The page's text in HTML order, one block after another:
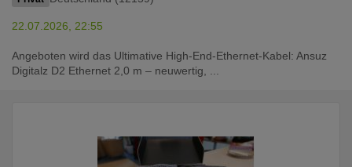
22.07.2026, 22:55
Angeboten wird das Ultimative High-End-Ethernet-Kabel: Ansuz
Digitalz D2 Ethernet 2,0 m – neuwertig, ...